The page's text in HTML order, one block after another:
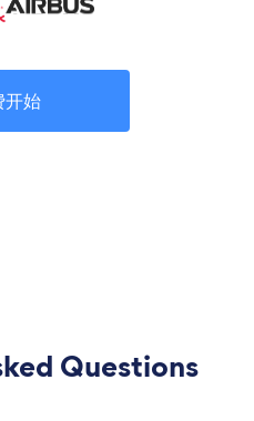
开始
Questions